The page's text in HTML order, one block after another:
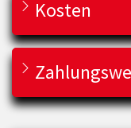
Kosten